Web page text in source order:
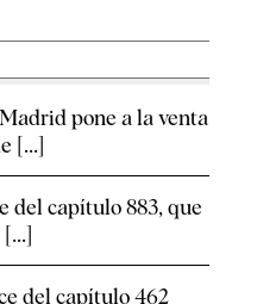
pone a la venta
[...]
del capítulo 883, que
del capítulo 462